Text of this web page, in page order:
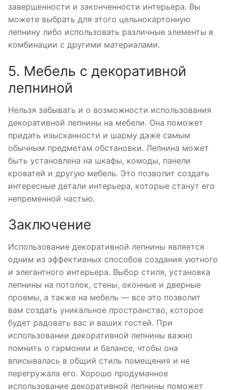
завершенности и законченности интерьера. Вы
можете выбрать для этого цельнокартонную
лепнину либо использовать различные элементы в
комбинации с другими материалами.
5. Мебель с декоративной
лепниной
Нельзя забывать и о возможности использования
декоративной лепнины на мебели. Она поможет
придать изысканности и шарму даже самым
обычным предметам обстановки. Лепнина может
быть установлена на шкафы, комоды, панели
кроватей и другую мебель. Это позволит создать
интересные детали интерьера, которые станут его
непременной частью.
Заключение
Использование декоративной лепнины является
одним из эффективных способов создания уютного
и элегантного интерьера. Выбор стиля, установка
лепнины на потолок, стены, оконные и дверные
проемы, а также на мебель — все это позволит
вам создать уникальное пространство, которое
будет радовать вас и ваших гостей. При
использовании декоративной лепнины важно
помнить о гармонии и балансе, чтобы она
вписывалась в общий стиль помещения и не
перегружала его. Хорошо продуманное
использование декоративной лепнины поможет